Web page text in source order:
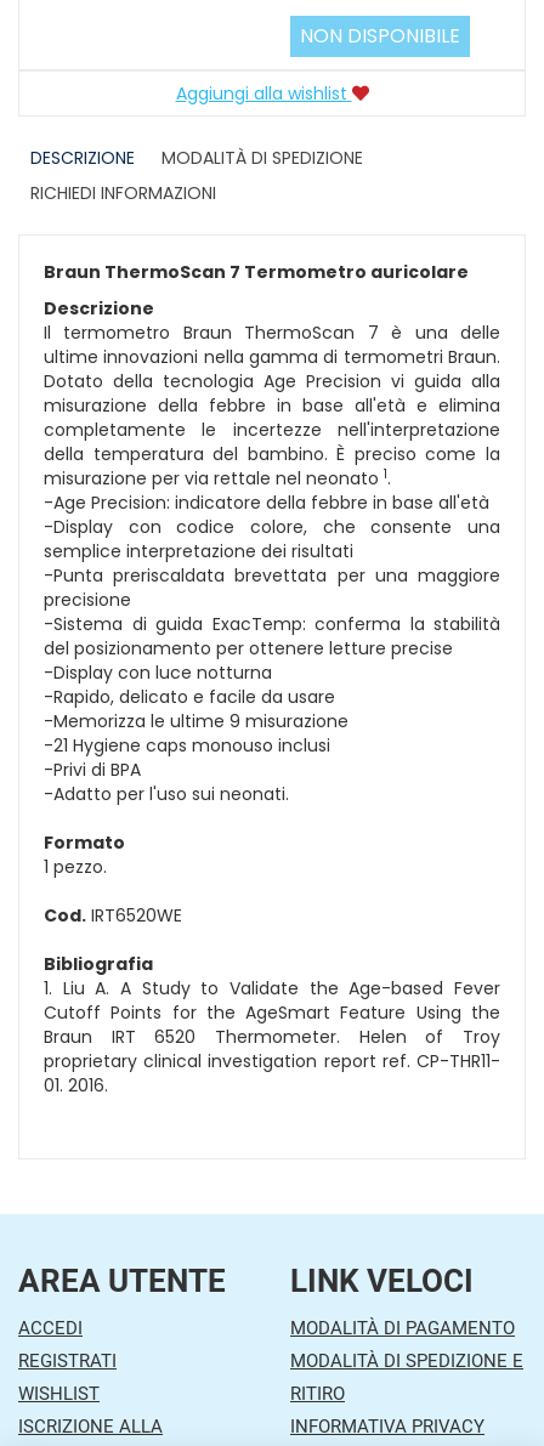
NON DISPONIBILE
Aggiungi alla wishlist
DESCRIZIONE
MODALITÀ DI SPEDIZIONE
RICHIEDI INFORMAZIONI
Braun ThermoScan 7 Termometro auricolare
Descrizione
Il termometro Braun ThermoScan 7 è una delle
ultime innovazioni nella gamma di termometri Braun.
Dotato della tecnologia Age Precision vi guida alla
misurazione della febbre in base all'età e elimina
completamente le incertezze nell'interpretazione
della temperatura del bambino. È preciso come la
misurazione per via rettale nel neonato 1.
-Age Precision: indicatore della febbre in base all'età
-Display con codice colore, che consente una
semplice interpretazione dei risultati
-Punta preriscaldata brevettata per una maggiore
precisione
-Sistema di guida ExacTemp: conferma la stabilità
del posizionamento per ottenere letture precise
-Display con luce notturna
-Rapido, delicato e facile da usare
-Memorizza le ultime 9 misurazione
-21 Hygiene caps monouso inclusi
-Privi di BPA
-Adatto per l'uso sui neonati.
Formato
1 pezzo.
Cod. IRT6520WE
Bibliografia
1. Liu A. A Study to Validate the Age-based Fever
Cutoff Points for the AgeSmart Feature Using the
Braun IRT 6520 Thermometer. Helen of Troy
proprietary clinical investigation report ref. CP-THR11-
01. 2016.
AREA UTENTE
ACCEDI
REGISTRATI
WISHLIST
ISCRIZIONE ALLA
LINK VELOCI
MODALITÀ DI PAGAMENTO
MODALITÀ DI SPEDIZIONE E
RITIRO
INFORMATIVA PRIVACY